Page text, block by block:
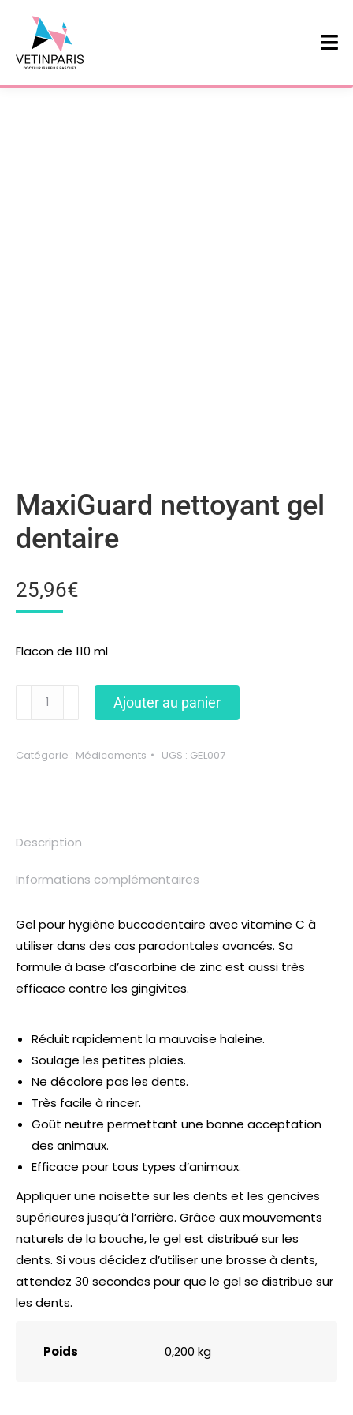
MaxiGuard nettoyant gel
dentaire
25,96€
Flacon de 110 ml
Ajouter au panier
Catégorie : Médicaments UGS : GEL007
Description
Informations complémentaires
Gel pour hygiène buccodentaire avec vitamine C à
utiliser dans des cas parodontales avancés. Sa
formule à base d’ascorbine de zinc est aussi très
efficace contre les gingivites.
Réduit rapidement la mauvaise haleine.
Soulage les petites plaies.
Ne décolore pas les dents.
Très facile à rincer.
Goût neutre permettant une bonne acceptation
des animaux.
Efficace pour tous types d’animaux.
Appliquer une noisette sur les dents et les gencives
supérieures jusqu’à l’arrière. Grâce aux mouvements
naturels de la bouche, le gel est distribué sur les
dents. Si vous décidez d’utiliser une brosse à dents,
attendez 30 secondes pour que le gel se distribue sur
les dents.
Poids 0,200 kg